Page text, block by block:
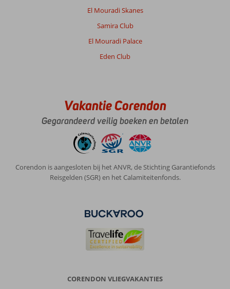
El Mouradi Skanes
Samira Club
El Mouradi Palace
Eden Club
Vakantie Corendon
Gegarandeerd veilig boeken en betalen
Corendon is aangesloten bij het ANVR, de Stichting Garantiefonds
Reisgelden (SGR) en het Calamiteitenfonds.
CORENDON VLIEGVAKANTIES